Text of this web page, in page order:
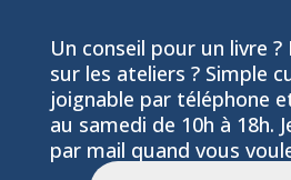
Un conseil pour un livre
sur les ateliers ? Simple
joignable par téléphone
au samedi de 10h à 18h.
par mail quand vous